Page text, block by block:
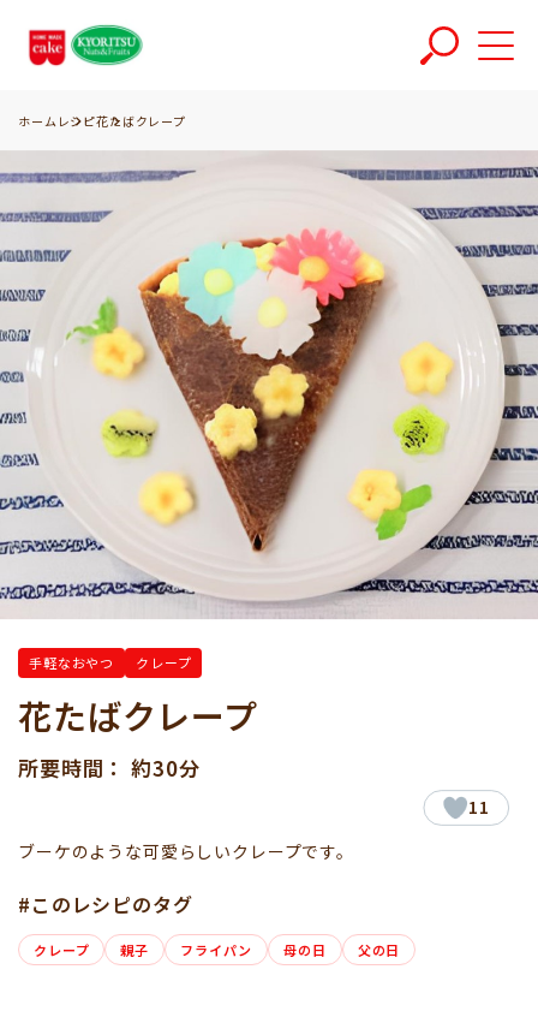
ホーム レシピ花たばクレープ
手軽なおやつ クレープ
花たばクレープ
所要時間： 約30分
ブーケのような可愛らしいクレープです。
11
#このレシピのタグ
クレープ 親子 フライパン 母の日 父の日